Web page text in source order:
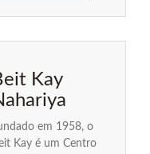
Kay
em 1958, o
Kay é um Centro